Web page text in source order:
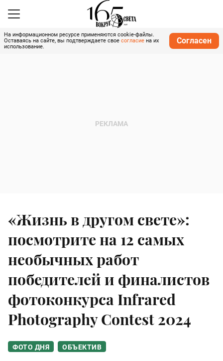
На информационном ресурсе применяются cookie-файлы.
Оставаясь на сайте, вы подтверждаете свое согласие на их
использование.
Согласен
«Жизнь в другом свете»:
посмотрите на 12 самых
необычных работ
победителей и финалистов
фотоконкурса Infrared
Photography Contest 2024
ФОТО ДНЯ ОБЪЕКТИВ